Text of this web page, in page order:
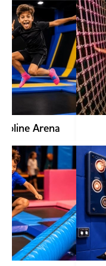
Arena